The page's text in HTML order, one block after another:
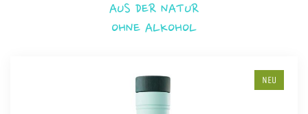
AUS DER NATUR
OHNE ALKOHOL
NEU